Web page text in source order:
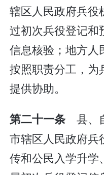
辖区人民政府兵役
过初次兵役登记和
信息核验；地方人
按照职责分工，为
提供协助。
第二十一条 县、
市辖区人民政府兵
传和公民入学升学